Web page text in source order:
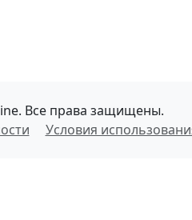
Все права защищены.
Условия